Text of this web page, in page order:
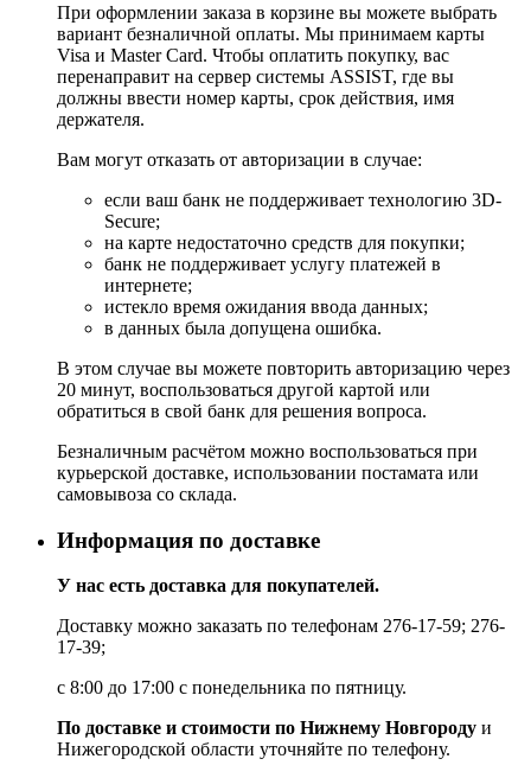
При оформлении заказа в корзине вы можете выбрать
вариант безналичной оплаты. Мы принимаем карты
Visa и Master Card. Чтобы оплатить покупку, вас
перенаправит на сервер системы ASSIST, где вы
должны ввести номер карты, срок действия, имя
держателя.
Вам могут отказать от авторизации в случае:
если ваш банк не поддерживает технологию 3D-
Secure;
на карте недостаточно средств для покупки;
банк не поддерживает услугу платежей в
интернете;
истекло время ожидания ввода данных;
в данных была допущена ошибка.
В этом случае вы можете повторить авторизацию через
20 минут, воспользоваться другой картой или
обратиться в свой банк для решения вопроса.
Безналичным расчётом можно воспользоваться при
курьерской доставке, использовании постамата или
самовывоза со склада.
Информация по доставке
У нас есть доставка для покупателей.
Доставку можно заказать по телефонам 276-17-59; 276-
17-39;
с 8:00 до 17:00 с понедельника по пятницу.
По доставке и стоимости по Нижнему Новгороду и
Нижегородской области уточняйте по телефону.